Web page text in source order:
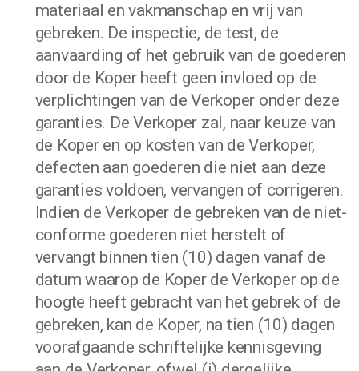
materiaal en vakmanschap en vrij van
gebreken. De inspectie, de test, de
aanvaarding of het gebruik van de goederen
door de Koper heeft geen invloed op de
verplichtingen van de Verkoper onder deze
garanties. De Verkoper zal, naar keuze van
de Koper en op kosten van de Verkoper,
defecten aan goederen die niet aan deze
garanties voldoen, vervangen of corrigeren.
Indien de Verkoper de gebreken van de niet-
conforme goederen niet herstelt of
vervangt binnen tien (10) dagen vanaf de
datum waarop de Koper de Verkoper op de
hoogte heeft gebracht van het gebrek of de
gebreken, kan de Koper, na tien (10) dagen
voorafgaande schriftelijke kennisgeving